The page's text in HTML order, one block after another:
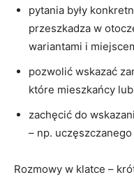
pytania były
przeszkadza w
wariantami i
pozwolić wskazać
które mieszkańcy
zachęcić do
– np.
Rozmowy w klatce –